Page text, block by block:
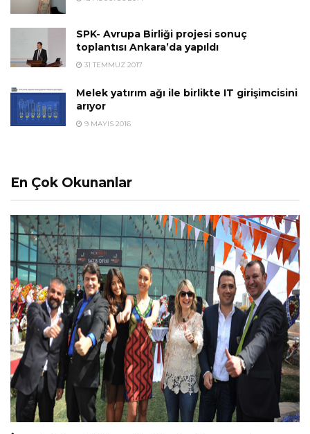
SPK- Avrupa Birliği projesi sonuç
toplantısı Ankara’da yapıldı
31 TEMMUZ 2017
Melek yatırım ağı ile birlikte IT girişimcisini
arıyor
9 MAYIS 2016
En Çok Okunanlar